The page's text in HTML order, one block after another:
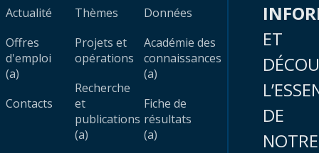
Actualité
Offres
d'emploi
(a)
Contacts
Thèmes
Projets et
opérations
Recherche
et
publications
(a)
Données
Académie des
connaissances
(a)
Fiche de
résultats
(a)
ET
DE
NOTRE